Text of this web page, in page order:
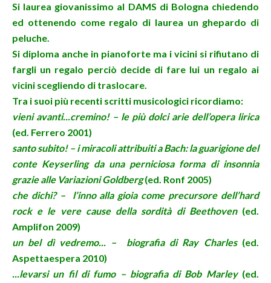
Si laurea giovanissimo al DAMS di Bologna chiedendo
ed ottenendo come regalo di laurea un ghepardo di
peluche.
Si diploma anche in pianoforte ma i vicini si rifiutano di
fargli un regalo perciò decide di fare lui un regalo ai
vicini scegliendo di traslocare.
Tra i suoi più recenti scritti musicologici ricordiamo:
vieni avanti...cremino!– le più dolci arie dell’opera lirica
(ed. Ferrero 2001)
santo subito!– i miracoli attribuiti a Bach: la guarigione del
conte Keyserling da una perniciosa forma di insonnia
grazie alle Variazioni Goldberg(ed. Ronf 2005)
che dichi? – l’inno alla gioia come precursore dell’hard
rock e le vere cause della sordità di Beethoven (ed.
Amplifon 2009)
un bel dì vedremo...– biografia di Ray Charles(ed.
Aspettaespera 2010)
...levarsi un fil di fumo– biografia di Bob Marley(ed.